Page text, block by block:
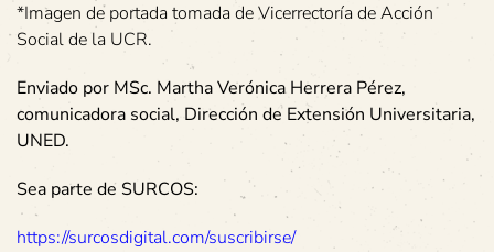
*Imagen de portada tomada de Vicerrectoría de Acción
Social de la UCR.
Enviado por MSc. Martha Verónica Herrera Pérez,
comunicadora social, Dirección de Extensión Universitaria,
UNED.
Sea parte de SURCOS:
https://surcosdigital.com/suscribirse/